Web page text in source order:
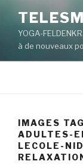
contenu
principal
YOGA-
à de nouveaux
IMAGES
ADULTES-
LECOLE-